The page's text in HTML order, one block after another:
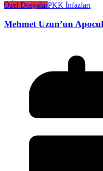
Özel DosyalarPKK İnfazları
Mehmet Uzun’un